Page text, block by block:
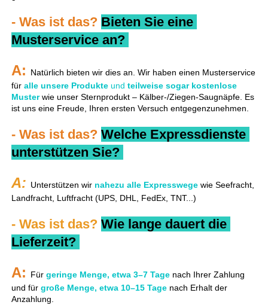
- Was ist das? Bieten Sie eine
Musterservice an?
A:
Natürlich bieten wir dies an. Wir haben einen Musterservice
für alle unsere Produkte und teilweise sogar kostenlose
Muster wie unser Sternprodukt – Kälber-/Ziegen-Saugnäpfe. Es
ist uns eine Freude, Ihren ersten Versuch entgegenzunehmen.
- Was ist das? Welche Expressdienste
unterstützen Sie?
A: Unterstützen wir nahezu alle Expresswege wie Seefracht,
Landfracht, Luftfracht (UPS, DHL, FedEx, TNT...)
- Was ist das? Wie lange dauert die
Lieferzeit?
A: Für geringe Menge, etwa 3–7 Tage nach Ihrer Zahlung
und für große Menge, etwa 10–15 Tage nach Erhalt der
Anzahlung.